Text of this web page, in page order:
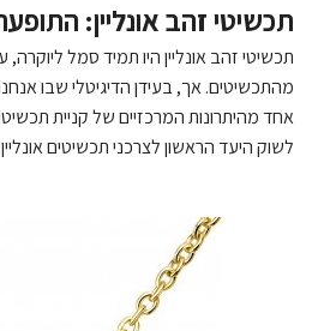
תכשיטי זהב אונליין:
תכשיטי זהב אונליין היו תמיד סמל
מהתכשיטים. אך, בעידן הדיגיטלי שבו אנחנו
אחד מהיתרונות המרכזיים של קניית
לשוק היעד הראשון לצרכני תכשיטים